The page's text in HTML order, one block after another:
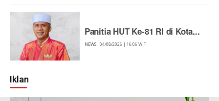
Panitia HUT Ke-81 RI di Kota...
NEWS 04/08/2026 | 16:06 WIT
Iklan